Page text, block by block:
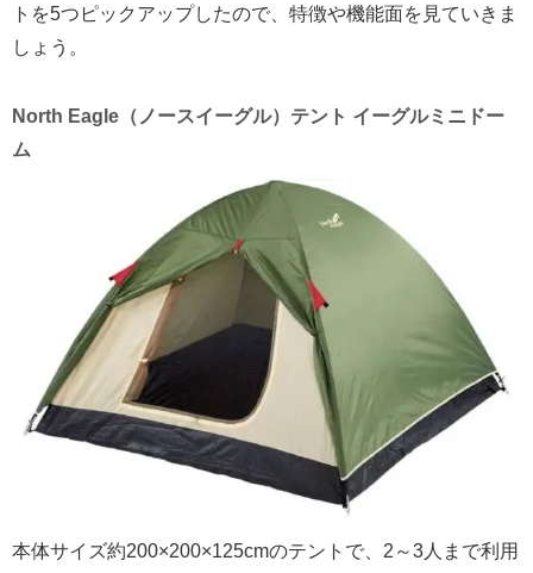
トを5つピックアップしたので、特徴や機能面を見ていきま
しょう。
North Eagle（ノースイーグル）テント イーグルミニドー
ム
本体サイズ約200×200×125cmのテントで、2～3人まで利用